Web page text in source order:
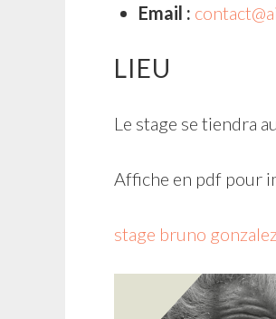
Email :
LIEU
Le stage se tiendra au
Affiche en pdf pour
stage bruno